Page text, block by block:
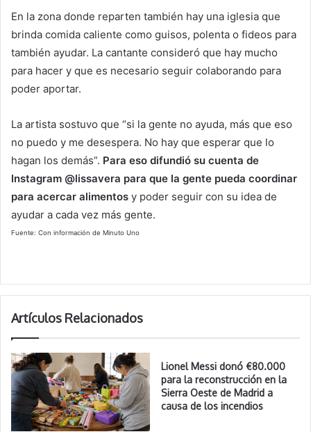
En la zona donde reparten también hay una iglesia que
brinda comida caliente como guisos, polenta o fideos para
también ayudar. La cantante consideró que hay mucho
para hacer y que es necesario seguir colaborando para
poder aportar.
La artista sostuvo que “si la gente no ayuda, más que eso
no puedo y me desespera. No hay que esperar que lo
hagan los demás”. Para eso difundió su cuenta de
Instagram @lissavera para que la gente pueda coordinar
para acercar alimentos y poder seguir con su idea de
ayudar a cada vez más gente.
Fuente: Con información de Minuto Uno
Artículos Relacionados
Lionel Messi donó €80.000
para la reconstrucción en la
Sierra Oeste de Madrid a
causa de los incendios